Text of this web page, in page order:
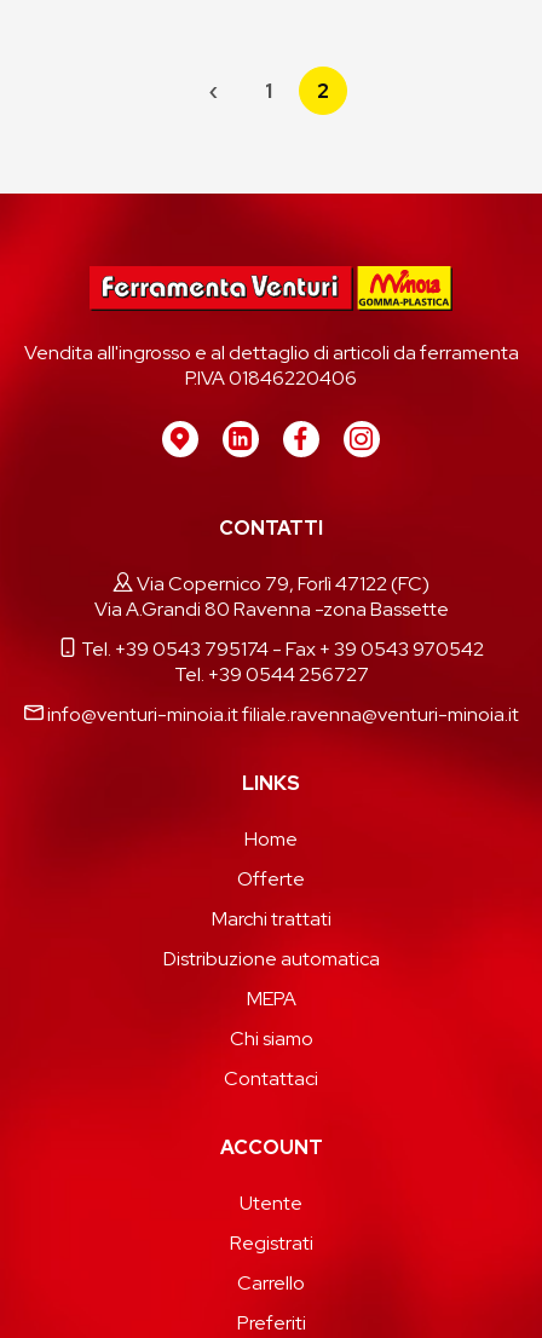
‹ 1 2
Vendita all'ingrosso e al dettaglio di articoli da ferramenta
P.IVA 01846220406
CONTATTI
Via Copernico 79, Forlì 47122 (FC)
Via A.Grandi 80 Ravenna -zona Bassette
Tel. +39 0543 795174- Fax + 39 0543 970542
Tel. +39 0544 256727
info@venturi-minoia.itfiliale.ravenna@venturi-minoia.it
LINKS
Home
Offerte
Marchi trattati
Distribuzione automatica
MEPA
Chi siamo
Contattaci
ACCOUNT
Utente
Registrati
Carrello
Preferiti